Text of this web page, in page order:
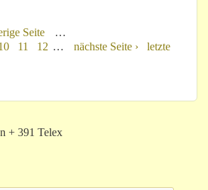
Seite
…
11 12 … nächste Seite ›
letzte
+ 391 Telex